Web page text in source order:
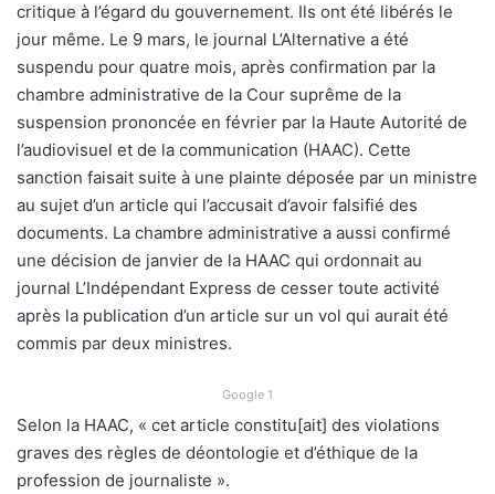
critique à l’égard du gouvernement. Ils ont été libérés le
jour même. Le 9 mars, le journal L’Alternative a été
suspendu pour quatre mois, après confirmation par la
chambre administrative de la Cour suprême de la
suspension prononcée en février par la Haute Autorité de
l’audiovisuel et de la communication (HAAC). Cette
sanction faisait suite à une plainte déposée par un ministre
au sujet d’un article qui l’accusait d’avoir falsifié des
documents. La chambre administrative a aussi confirmé
une décision de janvier de la HAAC qui ordonnait au
journal L’Indépendant Express de cesser toute activité
après la publication d’un article sur un vol qui aurait été
commis par deux ministres.
Google 1
Selon la HAAC, « cet article constitu[ait] des violations
graves des règles de déontologie et d’éthique de la
profession de journaliste ».